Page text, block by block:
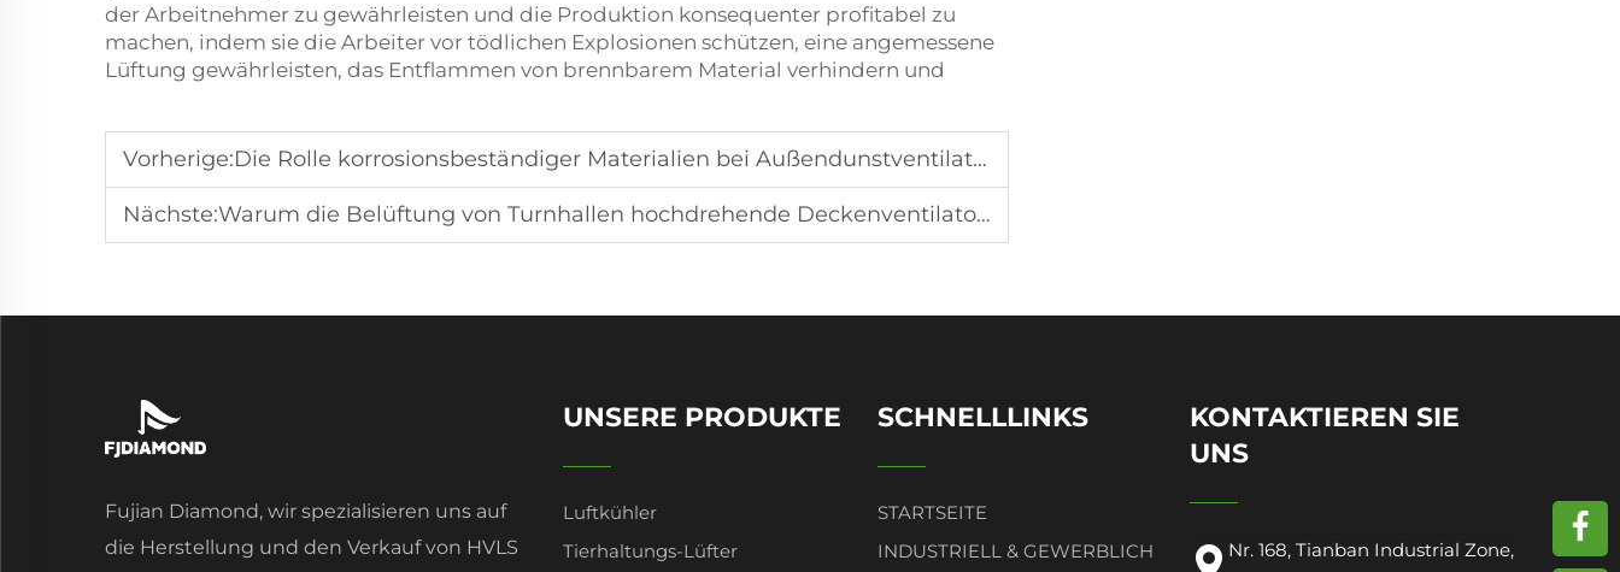
der Arbeitnehmer zu gewährleisten und die Produktion konsequenter profitabel zu
machen, indem sie die Arbeiter vor tödlichen Explosionen schützen, eine angemessene
Lüftung gewährleisten, das Entflammen von brennbarem Material verhindern und
Vorherige:Die Rolle korrosionsbeständiger Materialien bei Außendunstventilatoren
Nächste:Warum die Belüftung von Turnhallen hochdrehende Deckenventilatoren benötigt
Fujian Diamond, wir spezialisieren uns auf
die Herstellung und den Verkauf von HVLS
UNSERE PRODUKTE
Luftkühler
Tierhaltungs-Lüfter
SCHNELLLINKS
STARTSEITE
INDUSTRIELL & GEWERBLICH
KONTAKTIEREN SIE
UNS
Nr. 168, Tianban Industrial Zone,